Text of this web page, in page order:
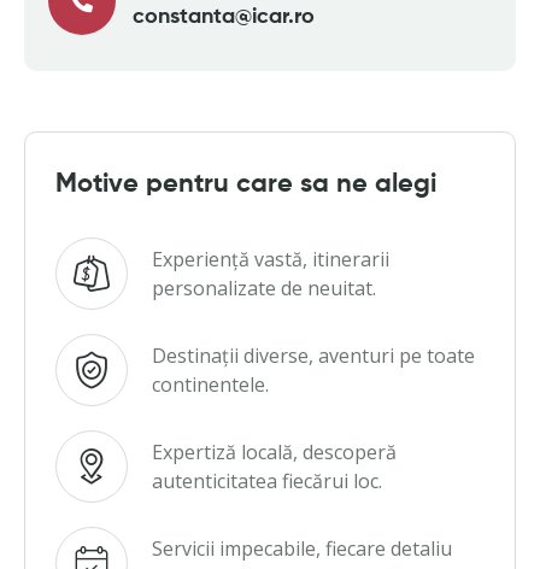
constanta@icar.ro
Motive pentru care sa ne alegi
Experiență vastă, itinerarii
personalizate de neuitat.
Destinații diverse, aventuri pe toate
continentele.
Expertiză locală, descoperă
autenticitatea fiecărui loc.
Servicii impecabile, fiecare detaliu